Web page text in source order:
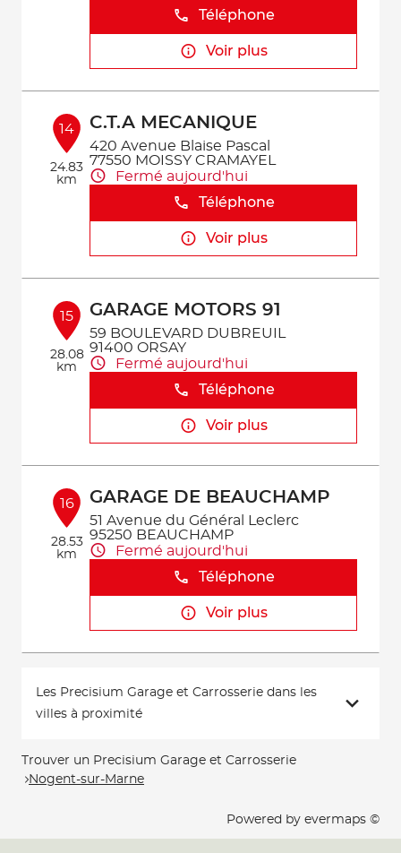
Téléphone
Voir plus
14
24.83
km
C.T.A MECANIQUE
420 Avenue Blaise Pascal
77550 MOISSY CRAMAYEL
Fermé aujourd'hui
Téléphone
Voir plus
15
28.08
km
GARAGE MOTORS 91
59 BOULEVARD DUBREUIL
91400 ORSAY
Fermé aujourd'hui
Téléphone
Voir plus
16
28.53
km
GARAGE DE BEAUCHAMP
51 Avenue du Général Leclerc
95250 BEAUCHAMP
Fermé aujourd'hui
Téléphone
Voir plus
Les Precisium Garage et Carrosserie dans les
villes à proximité
Trouver un Precisium Garage et Carrosserie
Nogent-sur-Marne
Powered by evermaps ©